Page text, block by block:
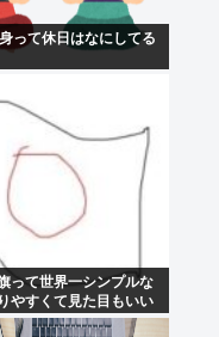
って休日はなにしてる
って世界一シンプルな
やすくて見た目もいい